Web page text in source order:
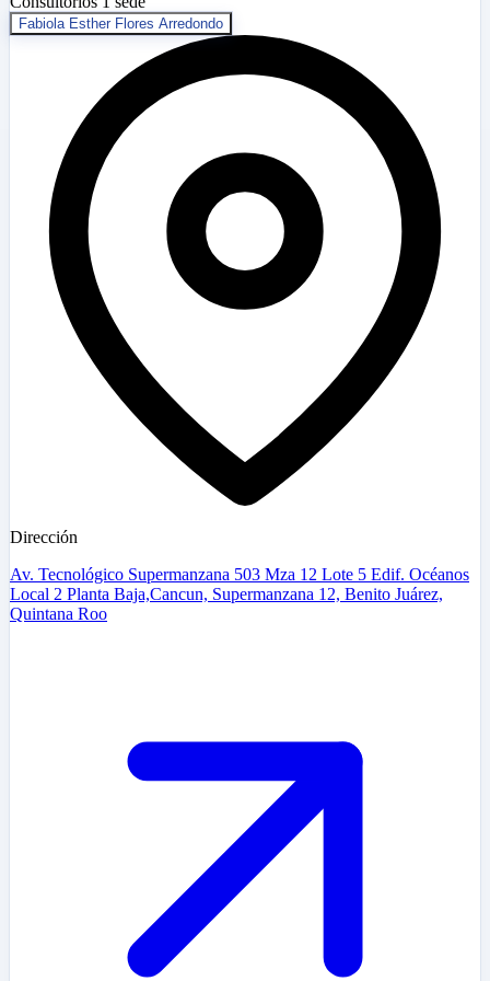
Fabiola Esther Flores Arredondo
Dirección
Av. Tecnológico Supermanzana 503 Mza 12 Lote 5 Edif. Océanos
Local 2 Planta Baja,Cancun, Supermanzana 12, Benito Juárez,
Quintana Roo